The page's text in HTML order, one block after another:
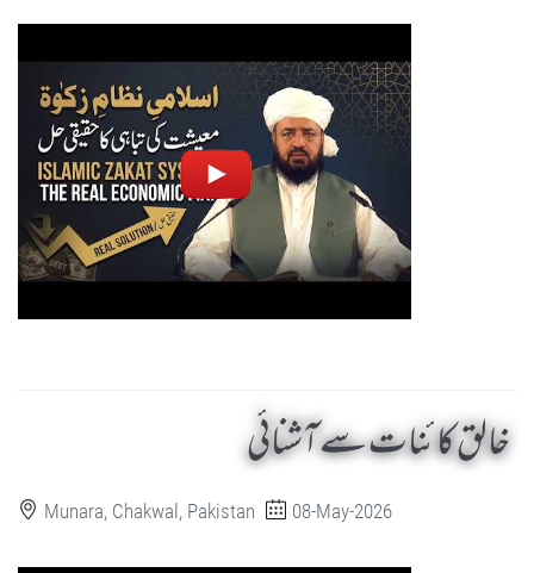
خالق کائنات سے آشنائی
Munara, Chakwal, Pakistan 08-May-2026